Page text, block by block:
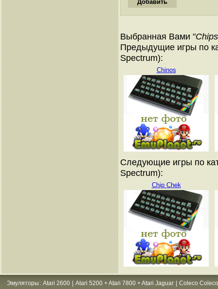
Выбранная Вами "
Предыдущие игры по
Spectrum):
Chinos
Следующие игры по
Spectrum):
Chip Chek
Эмуляторы : Atari 2600 Atari 5200 + Atari 7800 + Atari Jaguar
Coleco